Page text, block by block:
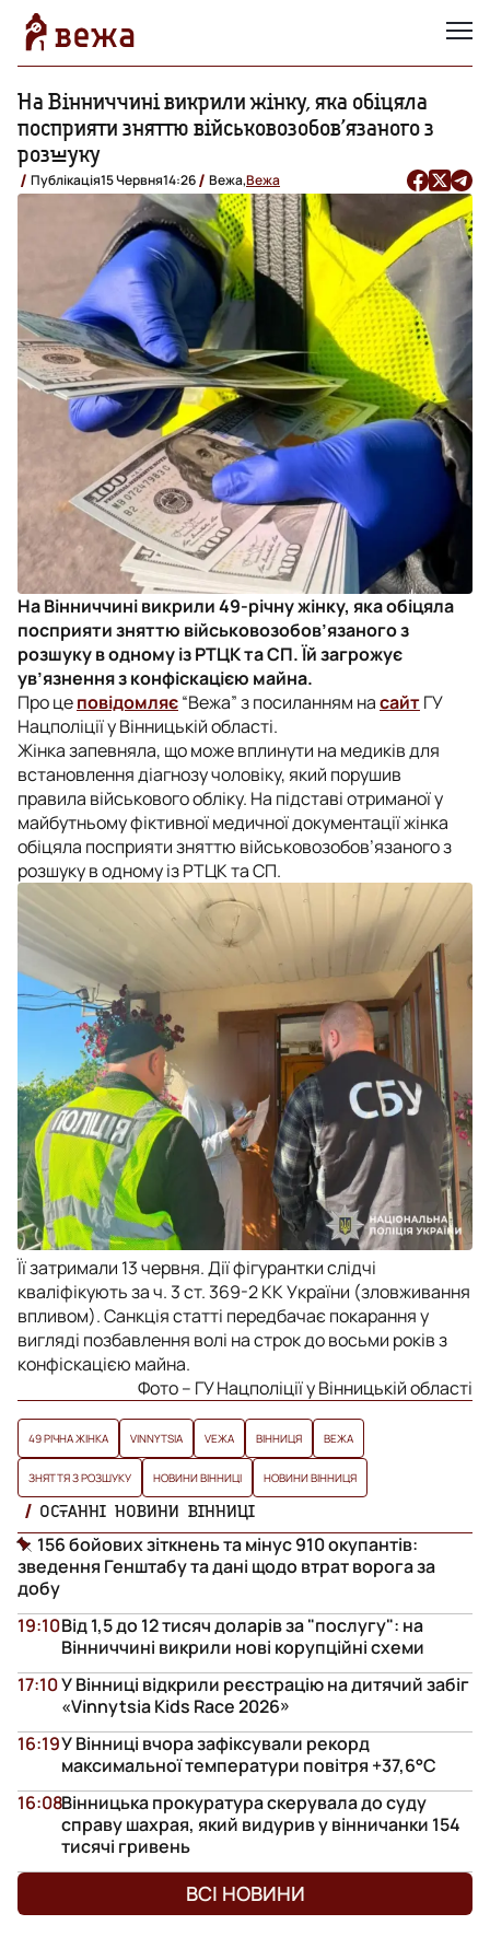
На Вінниччині викрили жінку, яка обіцяла
посприяти зняттю військовозобов’язаного з
розшуку
Публікація15 Червня14:26 Вежа,Вежа
На Вінниччині викрили 49-річну жінку, яка обіцяла
посприяти зняттю військовозобов’язаного з
розшуку в одному із РТЦК та СП. Їй загрожує
ув’язнення з конфіскацією майна.
Про цеповідомляє“Вежа” з посиланням насайтГУ
Нацполіції у Вінницькій області.
Жінка запевняла, що може вплинути на медиків для
встановлення діагнозу чоловіку, який порушив
правила військового обліку. На підставі отриманої у
майбутньому фіктивної медичної документації жінка
обіцяла посприяти зняттю військовозобов’язаного з
розшуку в одному із РТЦК та СП.
Її затримали 13 червня. Дії фігурантки слідчі
кваліфікують за ч. 3 ст. 369-2 КК України (зловживання
впливом). Санкція статті передбачає покарання у
вигляді позбавлення волі на строк до восьми років з
конфіскацією майна.
Фото – ГУ Нацполіції у Вінницькій області
49 РІЧНА ЖІНКА VINNYTSIA VЕЖА ВІННИЦЯ ВЕЖА
ЗНЯТТЯ З РОЗШУКУ НОВИНИ ВІННИЦІ НОВИНИ ВІННИЦЯ
ОСТАННІ НОВИНИ ВІННИЦІ
156 бойових зіткнень та мінус 910 окупантів:
зведення Генштабу та дані щодо втрат ворога за
добу
Від 1,5 до 12 тисяч доларів за "послугу": на
Вінниччині викрили нові корупційні схеми
19:10
У Вінниці відкрили реєстрацію на дитячий забіг
«Vinnytsia Kids Race 2026»
17:10
У Вінниці вчора зафіксували рекорд
максимальної температури повітря +37,6°С
16:19
Вінницька прокуратура скерувала до суду
справу шахрая, який видурив у вінничанки 154
тисячі гривень
16:08
ВСІ НОВИНИ